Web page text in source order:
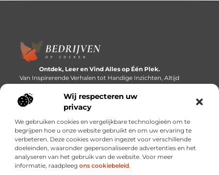
Wij respecteren uw
privacy
We gebruiken cookies en vergelijkbare technologieën om te
begrijpen hoe u onze website gebruikt en om uw ervaring te
verbeteren. Deze cookies worden ingezet voor verschillende
doeleinden, waaronder gepersonaliseerde advertenties en het
analyseren van het gebruik van de website. Voor meer
informatie, raadpleeg ons cookiebeleid.
Ontdek, Leer en Vind Alles op Één Plek.
Van Inspirerende Verhalen tot Handige Inzichten, Altijd
Binnen Handbereik.
Bericht categorie
Onze informatie